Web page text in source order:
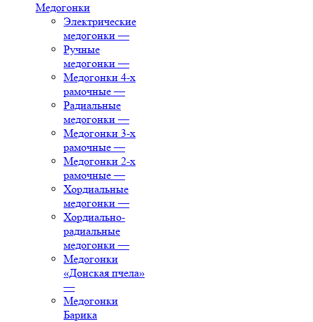
Медогонки
Электрические
медогонки —
Ручные
медогонки —
Медогонки 4-х
рамочные —
Радиальные
медогонки —
Медогонки 3-х
рамочные —
Медогонки 2-х
рамочные —
Хордиальные
медогонки —
Хордиально-
радиальные
медогонки —
Медогонки
«Донская пчела»
—
Медогонки
Барика